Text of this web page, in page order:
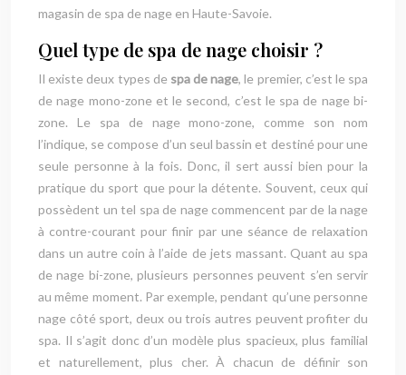
magasin de spa de nage en Haute-Savoie.
Quel type de spa de nage choisir ?
Il existe deux types de spa de nage, le premier, c’est le spa
de nage mono-zone et le second, c’est le spa de nage bi-
zone. Le spa de nage mono-zone, comme son nom
l’indique, se compose d’un seul bassin et destiné pour une
seule personne à la fois. Donc, il sert aussi bien pour la
pratique du sport que pour la détente. Souvent, ceux qui
possèdent un tel spa de nage commencent par de la nage
à contre-courant pour finir par une séance de relaxation
dans un autre coin à l’aide de jets massant. Quant au spa
de nage bi-zone, plusieurs personnes peuvent s’en servir
au même moment. Par exemple, pendant qu’une personne
nage côté sport, deux ou trois autres peuvent profiter du
spa. Il s’agit donc d’un modèle plus spacieux, plus familial
et naturellement, plus cher. À chacun de définir son